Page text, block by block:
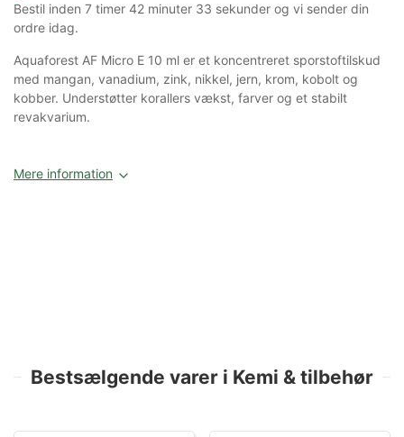
Bestil inden 7 timer 42 minuter 33 sekunder og vi sender din
ordre idag.
Aquaforest AF Micro E 10 ml er et koncentreret sporstoftilskud
med mangan, vanadium, zink, nikkel, jern, krom, kobolt og
kobber. Understøtter korallers vækst, farver og et stabilt
revakvarium.
Mere information
Bestsælgende varer i Kemi & tilbehør